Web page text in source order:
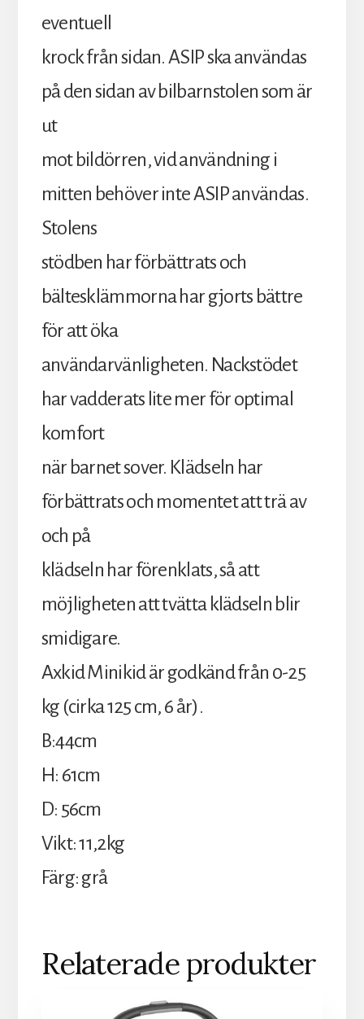
eventuell
krock från sidan. ASIP ska användas
på den sidan av bilbarnstolen som är
ut
mot bildörren, vid användning i
mitten behöver inte ASIP användas.
Stolens
stödben har förbättrats och
bältesklämmorna har gjorts bättre
för att öka
användarvänligheten. Nackstödet
har vadderats lite mer för optimal
komfort
när barnet sover. Klädseln har
förbättrats och momentet att trä av
och på
klädseln har förenklats, så att
möjligheten att tvätta klädseln blir
smidigare.
Axkid Minikid är godkänd från 0-25
kg (cirka 125 cm, 6 år).
B:44cm
H: 61cm
D: 56cm
Vikt: 11,2kg
Färg: grå
Relaterade produkter